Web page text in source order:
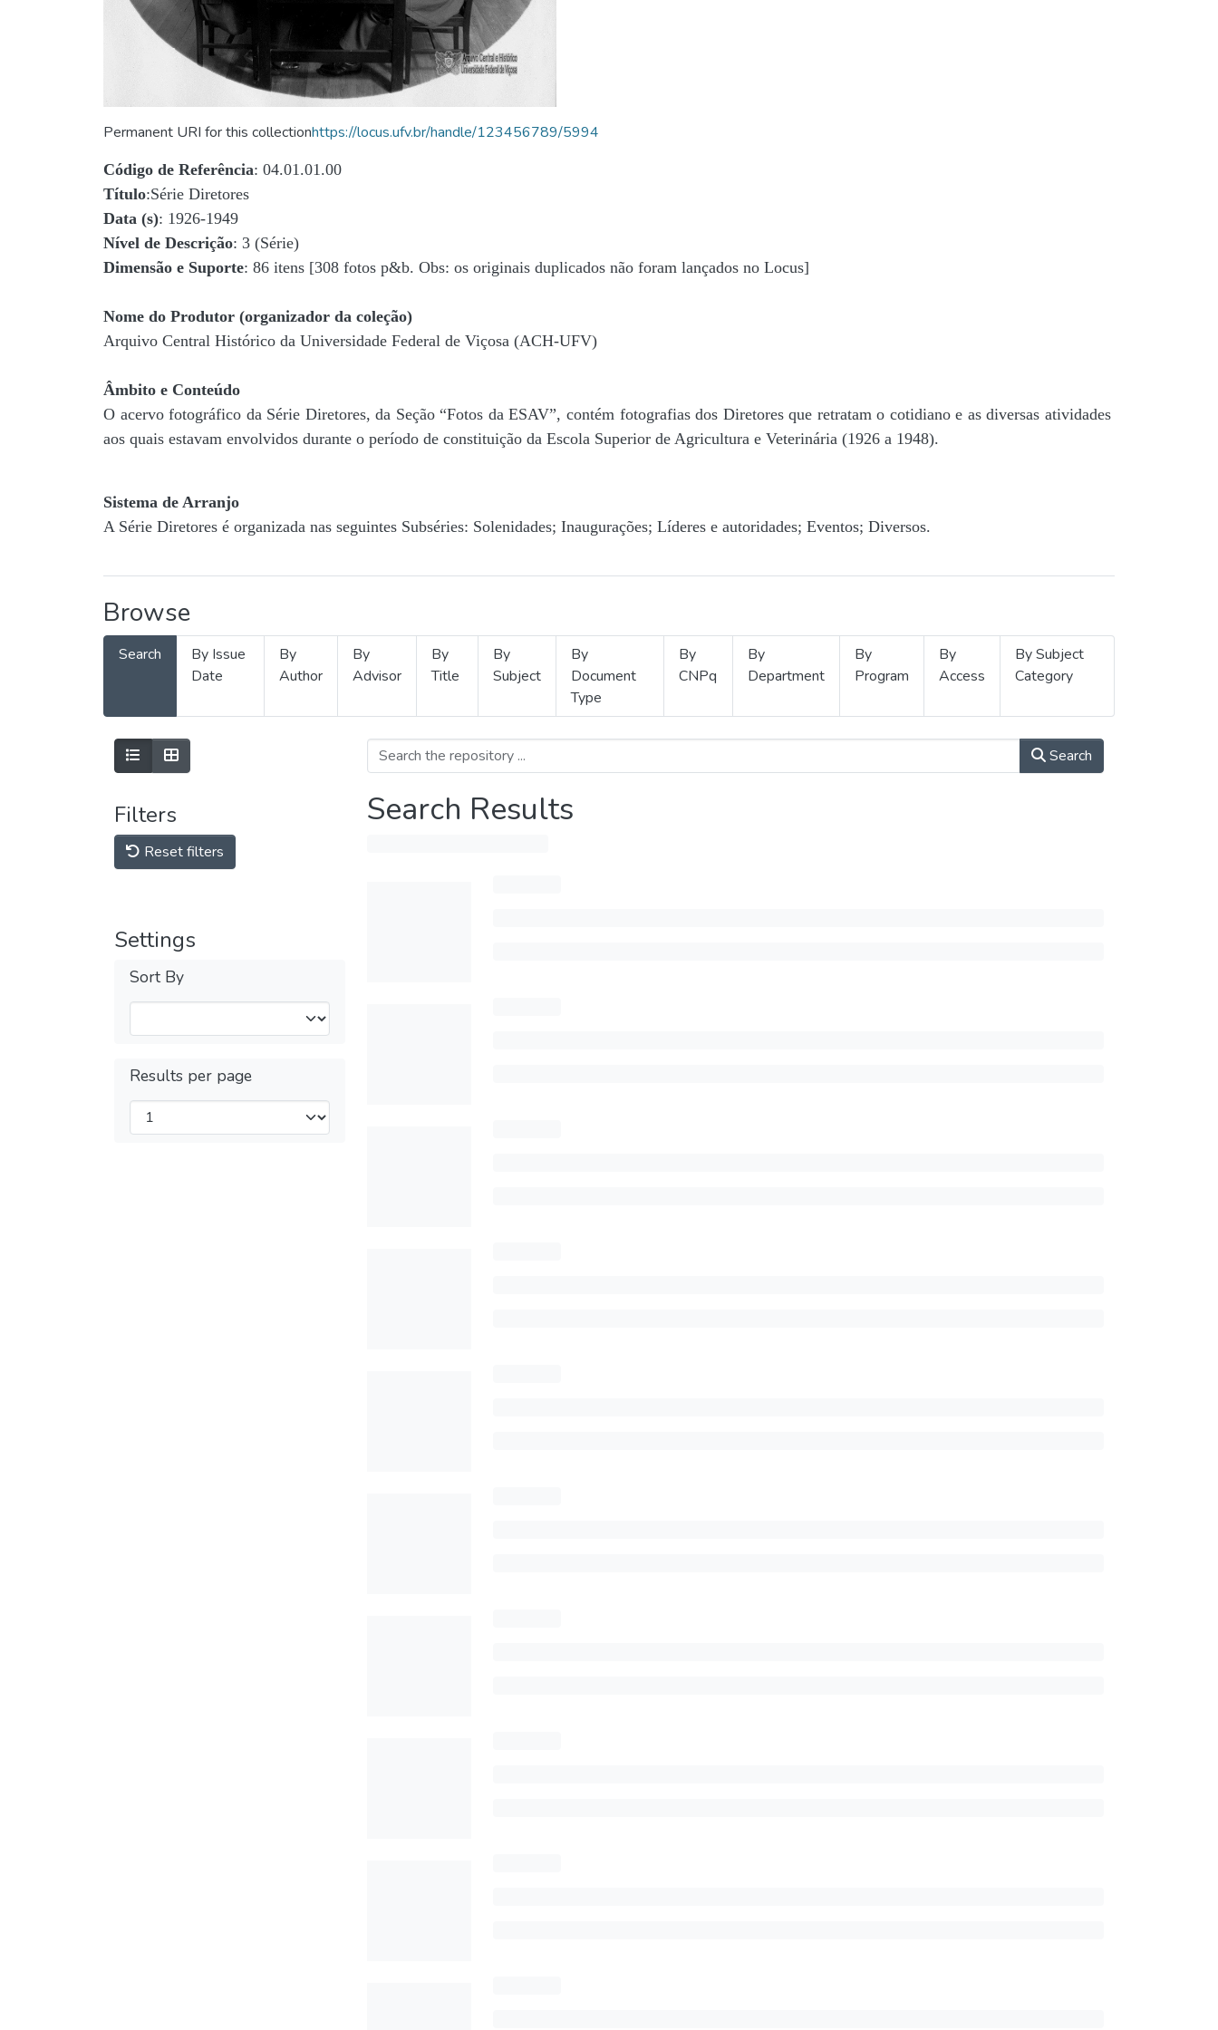
Permanent URI for this collectionhttps://locus.ufv.br/handle/123456789/5994
Código de Referência: 04.01.01.00
Título:Série Diretores
Data (s): 1926-1949
Nível de Descrição: 3 (Série)
Dimensão e Suporte: 86 itens [308 fotos p&b. Obs: os originais duplicados não foram lançados no Locus]
Nome do Produtor (organizador da coleção)
Arquivo Central Histórico da Universidade Federal de Viçosa (ACH-UFV)
Âmbito e Conteúdo
O acervo fotográfico da Série Diretores, da Seção “Fotos da ESAV”, contém fotografias dos Diretores que retratam o cotidiano e as diversas atividades
aos quais estavam envolvidos durante o período de constituição da Escola Superior de Agricultura e Veterinária (1926 a 1948).
Sistema de Arranjo
A Série Diretores é organizada nas seguintes Subséries: Solenidades; Inaugurações; Líderes e autoridades; Eventos; Diversos.
Browse
Search
By Issue
Date
By
Author
By
Advisor
By
Title
By
Subject
By
Document
Type
By
CNPq
By
Department
By
Program
By
Access
By Subject
Category
Filters
Reset filters
Settings
Sort By
Results per page
Search
Search Results